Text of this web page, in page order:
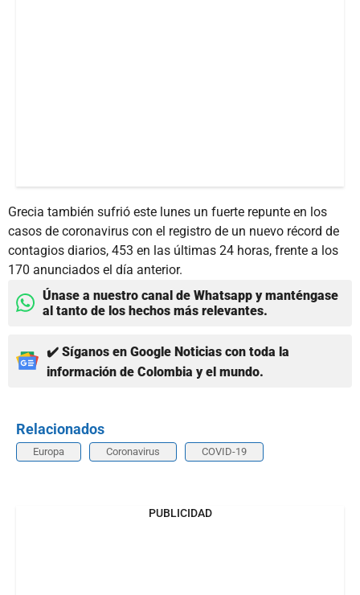
Grecia también sufrió este lunes un fuerte repunte en los
casos de coronavirus con el registro de un nuevo récord de
contagios diarios, 453 en las últimas 24 horas, frente a los
170 anunciados el día anterior.
Únase a nuestro canal de Whatsapp y manténgase
al tanto de los hechos más relevantes.
✔️ Síganos en Google Noticias con toda la
información de Colombia y el mundo.
Relacionados
Europa Coronavirus COVID-19
PUBLICIDAD